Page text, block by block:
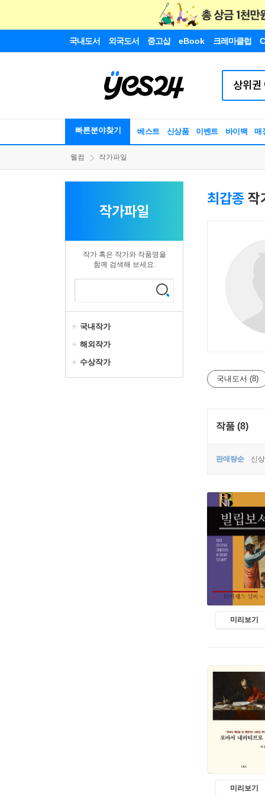
국내도서 외국도서 중고샵 eBook 크레마클럽
빠른분야찾기 베스트 신상품 이벤트 바이백 매
웰컴 작가파일
작가파일
작가 혹은 작가와 작품명을
함께 검색해 보세요.
국내작가
해외작가
수상작가
최갑종 작
국내도서 (8)
작품 (8)
판매량순 신
미리보기
미리보기